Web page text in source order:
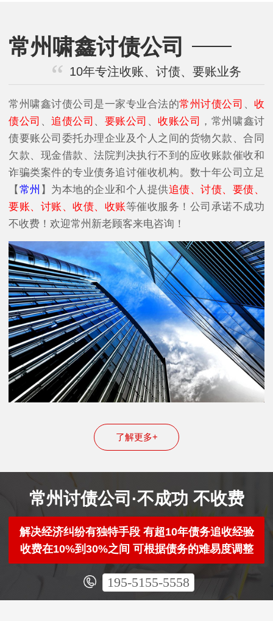
常州啸鑫讨债公司
10年专注收账、讨债、要账业务
常州啸鑫讨债公司是一家专业合法的常州讨债公司 、收
债公司
、追债公司 要账公司 、收账公司 ，常州啸鑫讨
债要账公司委托办理企业及个人之间的货物欠款、合同
欠款、现金借款、法院判决执行不到的应收账款催收和
诈骗类案件的专业债务追讨催收机构。数十年公司立足
【 常州 】为本地的企业和个人提供追债、讨债、要债、
要账、讨账、收债、收账等催收服务！公司承诺不成功
不收费！欢迎常州新老顾客来电咨询！
了解更多+
常州讨债公司·不成功 不收费
解决经济纠纷有独特手段 有超10年债务追收经验
收费在10%到30%之间 可根据债务的难易度调整
195-5155-5558